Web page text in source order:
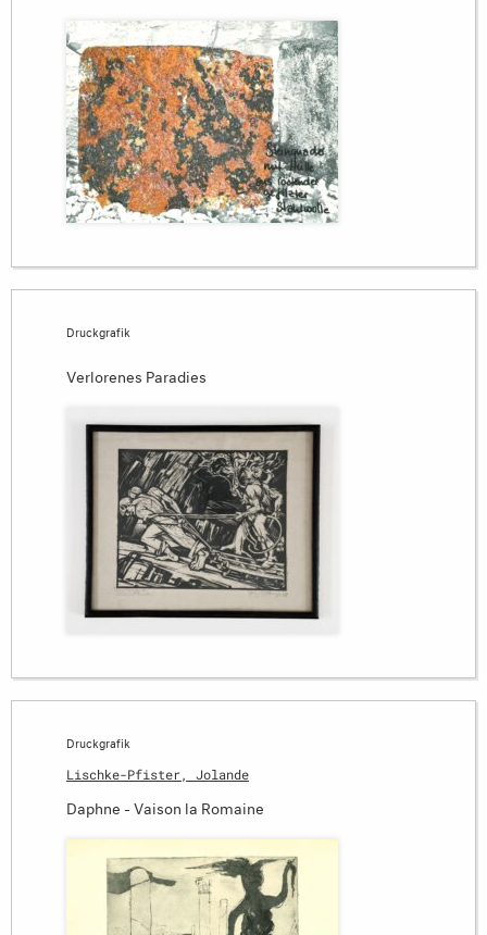
Druckgrafik
Verlorenes Paradies
Druckgrafik
Lischke-Pfister, Jolande
Daphne - Vaison la Romaine